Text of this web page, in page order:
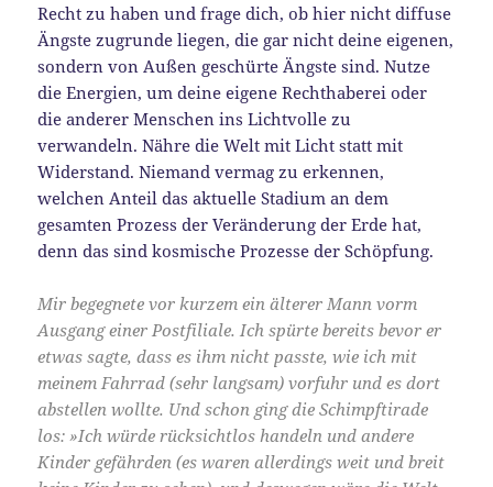
Recht zu haben und frage dich, ob hier nicht diffuse
Ängste zugrunde liegen, die gar nicht deine eigenen,
sondern von Außen geschürte Ängste sind. Nutze
die Energien, um deine eigene Rechthaberei oder
die anderer Menschen ins Lichtvolle zu
verwandeln. Nähre die Welt mit Licht statt mit
Widerstand. Niemand vermag zu erkennen,
welchen Anteil das aktuelle Stadium an dem
gesamten Prozess der Veränderung der Erde hat,
denn das sind kosmische Prozesse der Schöpfung.
Mir begegnete vor kurzem ein älterer Mann vorm
Ausgang einer Postfiliale. Ich spürte bereits bevor er
etwas sagte, dass es ihm nicht passte, wie ich mit
meinem Fahrrad (sehr langsam) vorfuhr und es dort
abstellen wollte. Und schon ging die Schimpftirade
los: »Ich würde rücksichtlos handeln und andere
Kinder gefährden (es waren allerdings weit und breit